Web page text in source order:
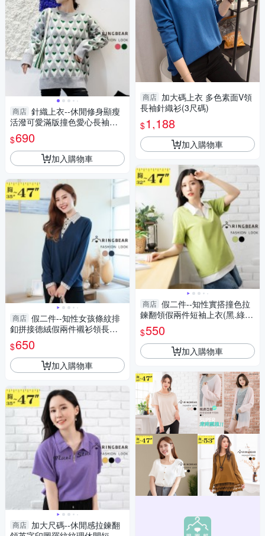
商店 針織上衣--休閒修身顯瘦
活潑可愛滿版撞色愛心長袖針
織毛衣(紅.綠M-3L)-X397眼圈
熊中大尺碼◎
$690
加入購物車
商店 假二件--知性女孩條紋排
釦拼接德絨假兩件襯衫領長袖
上衣(咖.藍L-3L)-X522眼圈熊中
大尺碼
$650
加入購物車
商店 加大尺碼--休閒感拉鍊翻
商店 加大碼上衣 多色素面V領
長袖針織衫(3尺碼)
$1,188
加入購物車
商店 假二件--知性實搭撞色拉
鍊翻領假兩件短袖上衣(黑.綠M-
3L)-U754眼圈熊中大尺碼
$550
加入購物車